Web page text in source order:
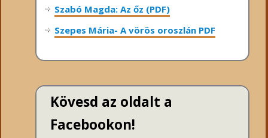
Szabó Magda: Az őz (PDF)
Szepes Mária- A vörös oroszlán PDF
Kövesd az oldalt a
Facebookon!